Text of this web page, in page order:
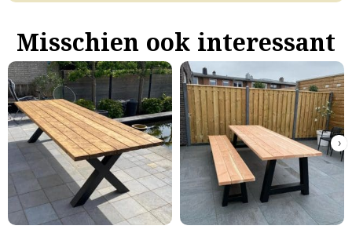
Misschien ook interessant
›